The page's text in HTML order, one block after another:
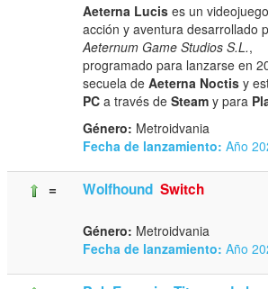
Aeterna Lucis es un
acción y aventura desarrollado
Aeternum Game Studios S.L.,
programado para lanzarse en
secuela deAeterna Noctis y
PC a través deSteam y para
Género: Metroidvania
Fecha de lanzamiento: Año
= Wolfhound Switch
Género: Metroidvania
Fecha de lanzamiento: Año